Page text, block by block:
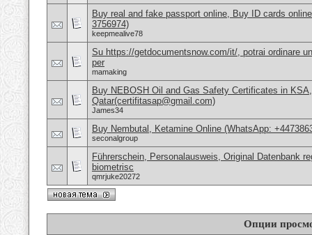
Buy real and fake passport online, Buy ID cards
3756974)
keepmealive78
Su https://getdocumentsnow.com/it/, potrai ordinare
per
mamaking
Buy NEBOSH Oil and Gas Safety Certificates in
Qatar(certifitasap@gmail.com)
James34
Buy Nembutal, Ketamine Online (WhatsApp:
seconalgroup
Führerschein, Personalausweis, Original Datenbank
biometrisc
qmrjuke20272
Опции